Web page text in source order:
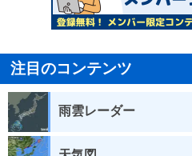
注目のコンテンツ
雨雲レーダー